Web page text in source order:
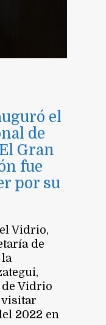
el
de
Gran
fue
por su
Vidrio,
de
de Vidrio
visitar
2022 en